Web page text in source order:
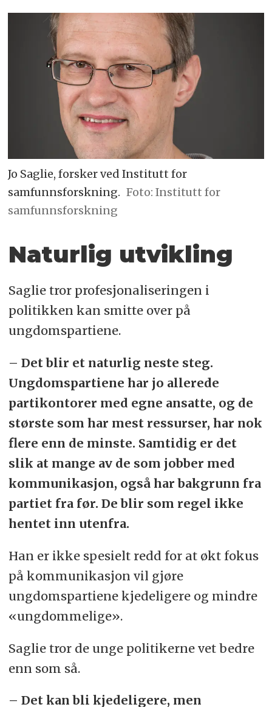
Jo Saglie, forsker ved Institutt for
samfunnsforskning. Foto: Institutt for
samfunnsforskning
Naturlig utvikling
Saglie tror profesjonaliseringen i
politikken kan smitte over på
ungdomspartiene.
– Det blir et naturlig neste steg.
Ungdomspartiene har jo allerede
partikontorer med egne ansatte, og de
største som har mest ressurser, har nok
flere enn de minste. Samtidig er det
slik at mange av de som jobber med
kommunikasjon, også har bakgrunn fra
partiet fra før. De blir som regel ikke
hentet inn utenfra.
Han er ikke spesielt redd for at økt fokus
på kommunikasjon vil gjøre
ungdomspartiene kjedeligere og mindre
«ungdommelige».
Saglie tror de unge politikerne vet bedre
enn som så.
– Det kan bli kjedeligere, men